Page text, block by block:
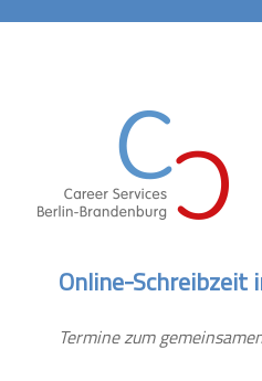
Online-Schreibzeit
Termine zum